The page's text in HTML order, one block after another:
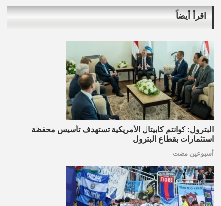
اقرأ أيضاً
البترول: كوانتم كابيتال الأمريكية تستهدف تأسيس محفظة
استثمارات بقطاع البترول
أسبوعين مضت